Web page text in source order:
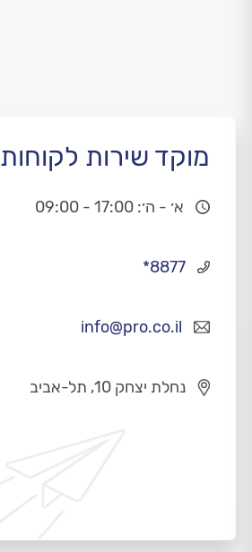
מוקד שירות לקוחות
א׳ - ה׳: 17:00 - 09:00
info@pro.co.il
*8877
נחלת יצחק 10, תל-אביב